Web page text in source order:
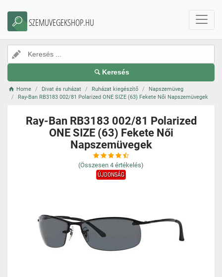
SZEMUVEGEKSHOP.HU
Keresés
Home Divat és ruházat Ruházat kiegészítő
Napszemüveg
Ray-Ban RB3183 002/81 Polarized ONE SIZE (63) Fekete Női Napszemüvegek
Ray-Ban RB3183 002/81 Polarized
ONE SIZE (63) Fekete Női
Napszemüvegek
(Összesen 4 értékelés)
ÚJDONSÁG